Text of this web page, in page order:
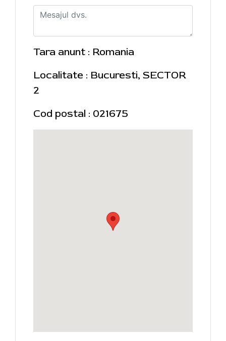
Tara anunt : Romania
Localitate : Bucuresti, SECTOR
2
Cod postal : 021675